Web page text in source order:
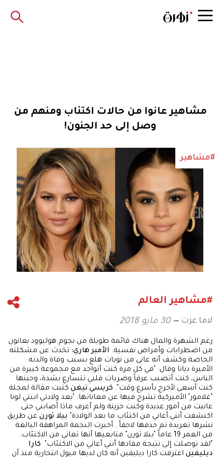
مشاهير عانوا من حالات اكتئاب ومنهم من
وصل إلى حد الجنون!
#مشاهير
#مشاهير العالم
لاما عزت 30 مايو 2018
رغم الشهرة والمال هناك قائمة طويلة من نجوم هوليوود يعانون
من اضطرابات وأمراض نفسية. الأمير هاري: تحَدث عن مشكلته
الخاصة وكشف أنه عانى من نوبات هلع بسبب وفاة والدته
الأميرة ديانا وقال: "في كل مرة كنت أتواجد مع مجموعة كبيرة من
الناس، كنت أتصبب عرقاً وضربات قلبي تتسارع بشدة، وحينها
كنت أسعى لأخرج بأسرع وقت". كريسي تيغن كتبت مقالة لمجلة
"غلامور" الأميركية تشرح فيها عن معاناتها: "بعد ولادتي ابنتي لونا
عانيت من أمور عديدة وكنت حزينة ولم أعرف ماذا أصابني حتى
اكتشفت أنني أعاني من اكتئاب ما بعد الولادة"
بيلا ثورن عن طريق
نشرها تغريدة تم حذفها لاحقاً.. أخبرت النجمة المراهقة البالغة
من العمر 19 عاماً "بيلا ثورن" متابعيها أنها تعاني من الاكتئاب:
"لقد توصلت إلى نتيجة مفادها أنني أعاني من الاكتئاب"
كارا
ديليفين اعترفت كارا ديليفين أنه كان لديها ميول انتحارية منذ أن